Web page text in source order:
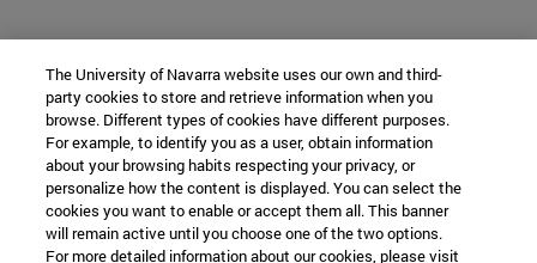
The University of Navarra website uses our own and third-
party cookies to store and retrieve information when you
browse. Different types of cookies have different purposes.
For example, to identify you as a user, obtain information
about your browsing habits respecting your privacy, or
personalize how the content is displayed. You can select the
cookies you want to enable or accept them all. This banner
will remain active until you choose one of the two options.
For more detailed information about our cookies, please visit